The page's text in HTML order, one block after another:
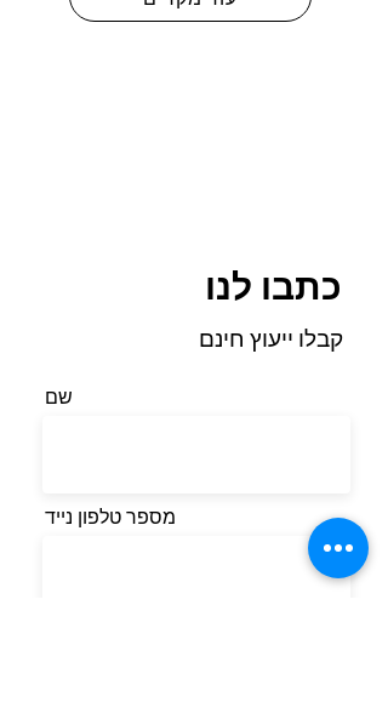
כתבו לנו
קבלו ייעוץ חינם
שם
מספר טלפון נייד